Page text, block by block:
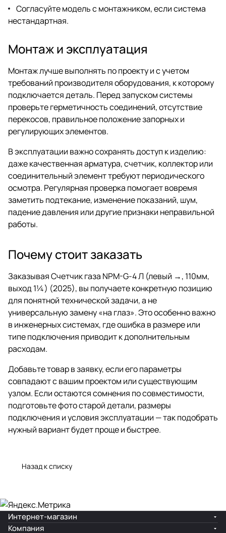
Согласуйте модель с монтажником, если система
нестандартная.
Монтаж и эксплуатация
Монтаж лучше выполнять по проекту и с учетом
требований производителя оборудования, к которому
подключается деталь. Перед запуском системы
проверьте герметичность соединений, отсутствие
перекосов, правильное положение запорных и
регулирующих элементов.
В эксплуатации важно сохранять доступ к изделию:
даже качественная арматура, счетчик, коллектор или
соединительный элемент требуют периодического
осмотра. Регулярная проверка помогает вовремя
заметить подтекание, изменение показаний, шум,
падение давления или другие признаки неправильной
работы.
Почему стоит заказать
Заказывая Счетчик газа NPM-G-4 Л (левый →, 110мм,
выход 1¼) (2025), вы получаете конкретную позицию
для понятной технической задачи, а не
универсальную замену «на глаз». Это особенно важно
в инженерных системах, где ошибка в размере или
типе подключения приводит к дополнительным
расходам.
Добавьте товар в заявку, если его параметры
совпадают с вашим проектом или существующим
узлом. Если остаются сомнения по совместимости,
подготовьте фото старой детали, размеры
подключения и условия эксплуатации — так подобрать
нужный вариант будет проще и быстрее.
Назад к списку
Интернет-магазин
Компания